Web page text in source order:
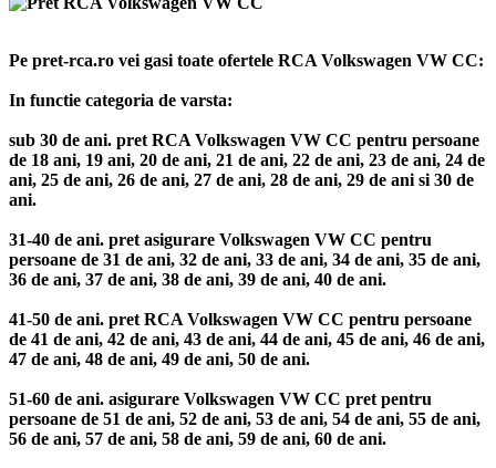
Pe pret-rca.ro vei gasi toate ofertele RCA Volkswagen VW CC:
In functie categoria de varsta:
sub 30 de ani. pret RCA Volkswagen VW CC pentru persoane
de 18 ani, 19 ani, 20 de ani, 21 de ani, 22 de ani, 23 de ani, 24 de
ani, 25 de ani, 26 de ani, 27 de ani, 28 de ani, 29 de ani si 30 de
ani.
31-40 de ani. pret asigurare Volkswagen VW CC pentru
persoane de 31 de ani, 32 de ani, 33 de ani, 34 de ani, 35 de ani,
36 de ani, 37 de ani, 38 de ani, 39 de ani, 40 de ani.
41-50 de ani. pret RCA Volkswagen VW CC pentru persoane
de 41 de ani, 42 de ani, 43 de ani, 44 de ani, 45 de ani, 46 de ani,
47 de ani, 48 de ani, 49 de ani, 50 de ani.
51-60 de ani. asigurare Volkswagen VW CC pret pentru
persoane de 51 de ani, 52 de ani, 53 de ani, 54 de ani, 55 de ani,
56 de ani, 57 de ani, 58 de ani, 59 de ani, 60 de ani.